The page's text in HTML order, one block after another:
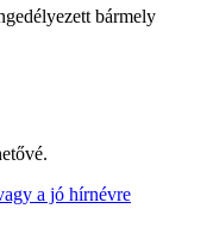
bármely
a jó hírnévre